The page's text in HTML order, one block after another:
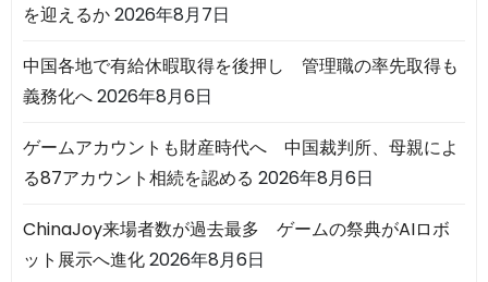
を迎えるか2026年8月7日
中国各地で有給休暇取得を後押し 管理職の率先取得も
義務化へ2026年8月6日
ゲームアカウントも財産時代へ 中国裁判所、母親によ
る87アカウント相続を認める 2026年8月6日
ChinaJoy来場者数が過去最多 ゲームの祭典がAIロボ
ット展示へ進化2026年8月6日